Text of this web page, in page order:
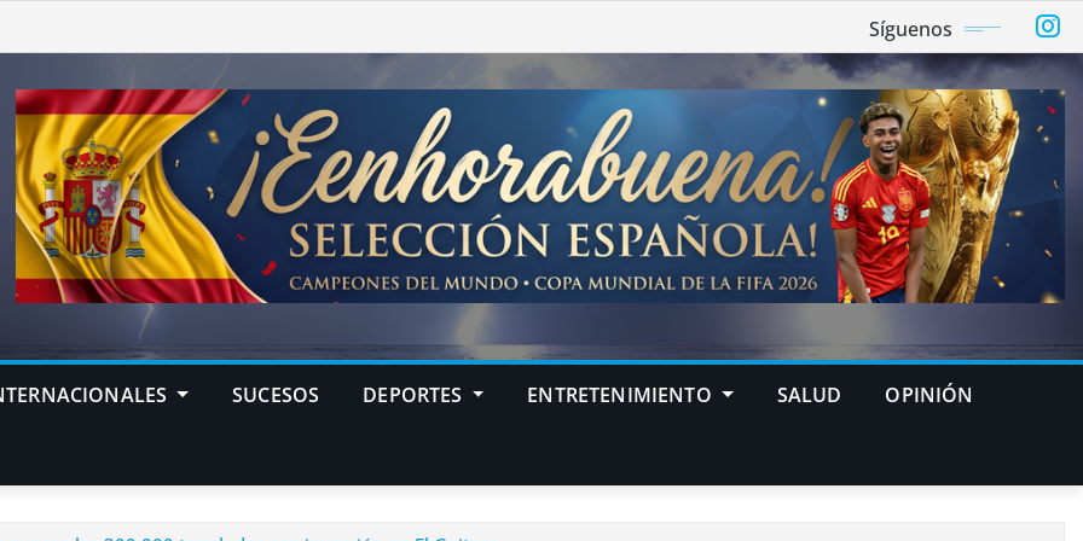
Síguenos
SUCESOS DEPORTES ENTRETENIMIENTO SALUD OPINIÓN